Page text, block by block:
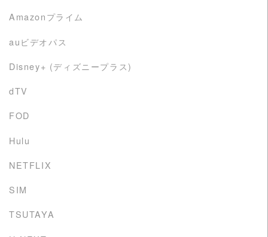
Amazonプライム
auビデオパス
Disney+ (ディズニープラス)
dTV
FOD
Hulu
NETFLIX
SIM
TSUTAYA